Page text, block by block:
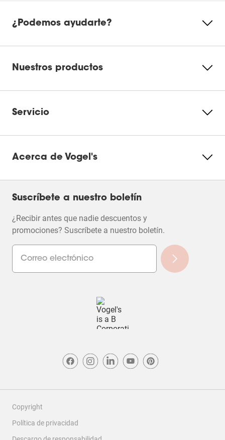
¿Podemos ayudarte?
Nuestros productos
Servicio
Acerca de Vogel's
Suscríbete a nuestro boletín
¿Recibir antes que nadie descuentos y
promociones? Suscríbete a nuestro boletín.
Copyright
Política de privacidad